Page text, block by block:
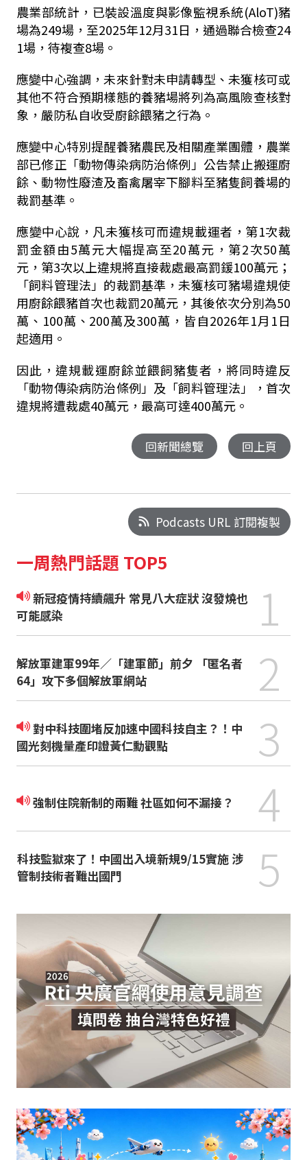
農業部統計，已裝設溫度與影像監視系統(AloT)豬
場為249場，至2025年12月31日，通過聯合檢查24
1場，待複查8場。
應變中心強調，未來針對未申請轉型、未獲核可或
其他不符合預期樣態的養豬場將列為高風險查核對
象，嚴防私自收受廚餘餵豬之行為。
應變中心特別提醒養豬農民及相關產業團體，農業
部已修正「動物傳染病防治條例」公告禁止搬運廚
餘、動物性廢渣及畜禽屠宰下腳料至豬隻飼養場的
裁罰基準。
應變中心說，凡未獲核可而違規載運者，第1次裁
罰金額由5萬元大幅提高至20萬元，第2次50萬
元，第3次以上違規將直接裁處最高罰鍰100萬元；
「飼料管理法」的裁罰基準，未獲核可豬場違規使
用廚餘餵豬首次也裁罰20萬元，其後依次分別為50
萬、100萬、200萬及300萬，皆自2026年1月1日
起適用。
因此，違規載運廚餘並餵飼豬隻者，將同時違反
「動物傳染病防治條例」及「飼料管理法」，首次
違規將遭裁處40萬元，最高可達400萬元。
回新聞總覽 回上頁
Podcasts URL 訂閱複製
一周熱門話題 TOP5
新冠疫情持續飆升 常見八大症狀 沒發燒也
可能感染
1
解放軍建軍99年／「建軍節」前夕 「匿名者
64」攻下多個解放軍網站
2
對中科技圍堵反加速中國科技自主？！中
國光刻機量產印證黃仁勳觀點
3
強制住院新制的兩難 社區如何不漏接？ 4
科技監獄來了！中國出入境新規9/15實施 涉
管制技術者難出國門
5